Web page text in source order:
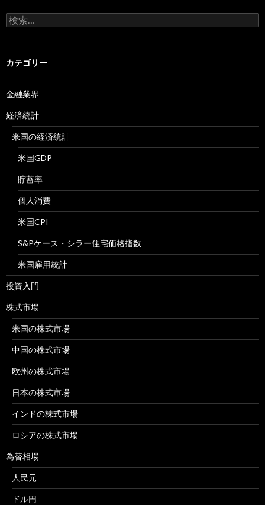
検
索:
カテゴリー
金融業界
経済統計
米国の経済統計
米国GDP
貯蓄率
個人消費
米国CPI
S&Pケース・シラー住宅価格指数
米国雇用統計
投資入門
株式市場
米国の株式市場
中国の株式市場
欧州の株式市場
日本の株式市場
インドの株式市場
ロシアの株式市場
為替相場
人民元
ドル円